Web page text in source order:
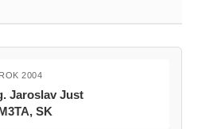
ROK 2004
Jaroslav Just
SK